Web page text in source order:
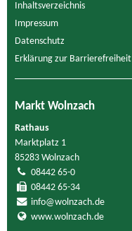
Inhaltsverzeichnis
Impressum
Datenschutz
Erklärung zur Barrierefreiheit
Markt Wolnzach
Rathaus
Marktplatz 1
85283 Wolnzach
08442 65-0
08442 65-34
info@wolnzach.de
www.wolnzach.de